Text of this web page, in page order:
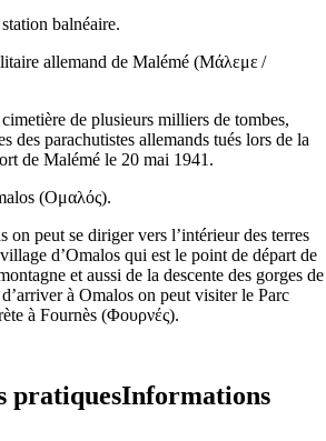
balnéaire.
allemand de Malémé (Μάλεμε /
de plusieurs milliers de tombes,
des parachutistes allemands tués lors de la
de Malémé le 20 mai 1941.
(Ομαλός).
on peut se diriger vers l’intérieur des terres
d’Omalos qui est le point de départ de
et aussi de la descente des gorges de
à Omalos on peut visiter le Parc
à Fournès (Φουρνές).
Informations